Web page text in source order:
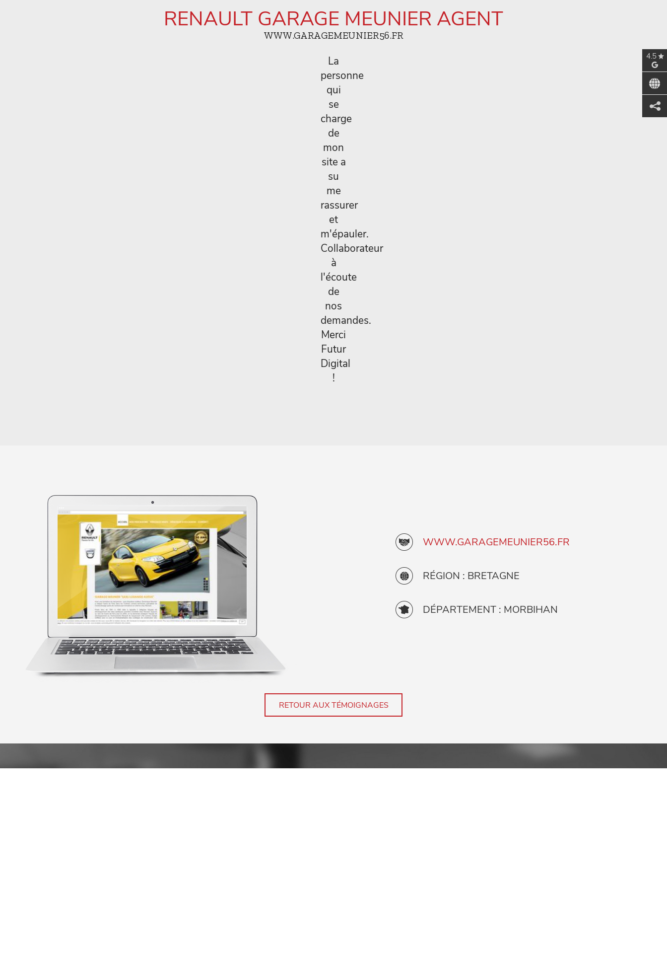
4.5
RENAULT GARAGE MEUNIER AGENT
WWW.GARAGEMEUNIER56.FR
La
personne
qui
se
charge
de
mon
site a
su
me
rassurer
et
m'épauler.
Collaborateur
à
l'écoute
de
nos
demandes.
Merci
Futur
Digital
!
WWW.GARAGEMEUNIER56.FR
RÉGION : BRETAGNE
DÉPARTEMENT : MORBIHAN
RETOUR AUX TÉMOIGNAGES